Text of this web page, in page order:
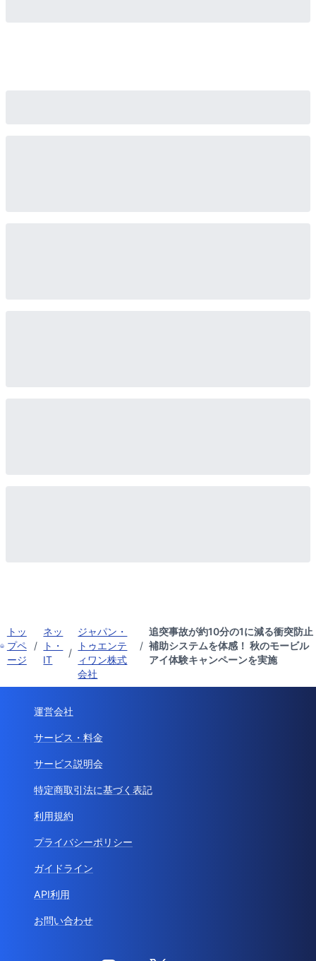
トッ
プペ
ージ
/
ネッ
ト・
IT
/
ジャパン・
トゥエンテ
ィワン株式
会社
/
追突事故が約10分の1に減る衝突防止
補助システムを体感！ 秋のモービル
アイ体験キャンペーンを実施
運営会社
サービス・料金
サービス説明会
特定商取引法に基づく表記
利用規約
プライバシーポリシー
ガイドライン
API利用
お問い合わせ